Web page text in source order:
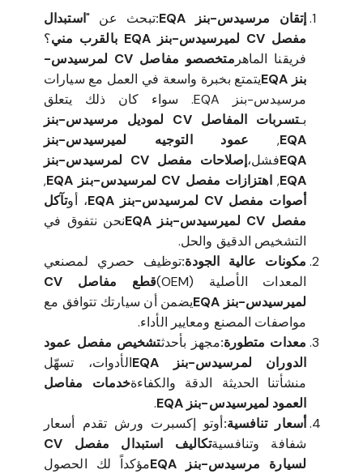
إتقان مرسيدس-بنز EQA: تبحث عن "استبدال
مفصل CV لميرسيدس-بنز EQA بالقرب مني
؟
فريقنا الماهر
متخصصو مفاصل CV لمرسيدس-
بنز EQA
يتمتع بخبرة واسعة في العمل مع سيارات
مرسيدس-بنز EQA. سواء كان ذلك يتعلق
بـ
تسربات المفاصل CV لموديل مرسيدس-بنز
EQA
, عمود التوجيه لميرسيدس-بنز
EQAفشل،
إصلاحات مفصل CV لمرسيدس-بنز
EQA
,اهتزازات مفصل CV لمرسيدس-بنز EQA
,
أصوات مفصل CV لمرسيدس-بنز EQA
، أوتآكل
مفصل CV لميرسيدس-بنز EQA
نحن نتفوق في
التشخيص الدقيق والحل.
مكونات عالية الجودة:توظيف حصري لمصنعي
المعدات الأصلية (OEM)
قطع مفاصل CV
لميرسيدس-بنز EQA
يضمن أن سيارتك تتوافق مع
مواصفات المصنع ومعايير الأداء.
معدات متطورة:مجهز بأحدثتشخيص مفصل عمود
الدوران لمرسيدس-بنز EQA
الأدوات، تسهّل
منشأتنا الحديثة الدقة والكفاءةخدمات مفاصل
العمود لميرسيدس-بنز EQA
.
أسعار تنافسية:أوتو إكسبرت ورش تقدم أسعار
شفافة وتنافسية
تكاليف استبدال مفصل CV
لسيارة مرسيدس-بنز EQA
مؤكداً لك الحصول